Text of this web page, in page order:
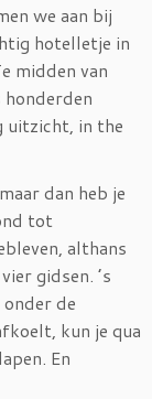
we aan bij
hotelletje in
midden van
uitzicht, in the
dan heb je
tot
althans
gidsen. ’s
de
kun je qua
En